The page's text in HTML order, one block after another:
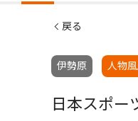
戻る
伊勢原 人物
日本スポー